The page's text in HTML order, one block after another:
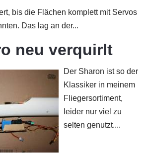
bis die Flächen komplett mit Servos
Das lag an der...
neu verquirlt
Der Sharon ist so der
Klassiker in meinem
Fliegersortiment,
leider nur viel zu
selten genutzt....